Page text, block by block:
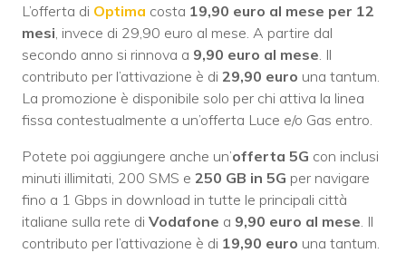
L’offerta di Optima costa 19,90 euro al mese per 12
mesi , invece di 29,90 euro al mese. A partire dal
secondo anno si rinnova a 9,90 euro al mese . Il
contributo per l’attivazione è di 29,90 euro una tantum.
La promozione è disponibile solo per chi attiva la linea
fissa contestualmente a un’offerta Luce e/o Gas entro.
Potete poi aggiungere anche un’offerta 5G con inclusi
minuti illimitati, 200 SMS e 250 GB in 5G per navigare
fino a 1 Gbps in download in tutte le principali città
italiane sulla rete di Vodafone a 9,90 euro al mese . Il
contributo per l’attivazione è di 19,90 euro una tantum.